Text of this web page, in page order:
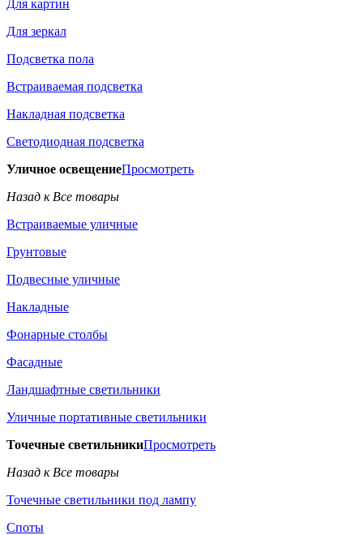
Для картин
Для зеркал
Подсветка пола
Встраиваемая подсветка
Накладная подсветка
Светодиодная подсветка
Уличное освещениеПросмотреть
Назад к Все товары
Встраиваемые уличные
Грунтовые
Подвесные уличные
Накладные
Фонарные столбы
Фасадные
Ландшафтные светильники
Уличные портативные светильники
Точечные светильникиПросмотреть
Назад к Все товары
Точечные светильники под лампу
Споты